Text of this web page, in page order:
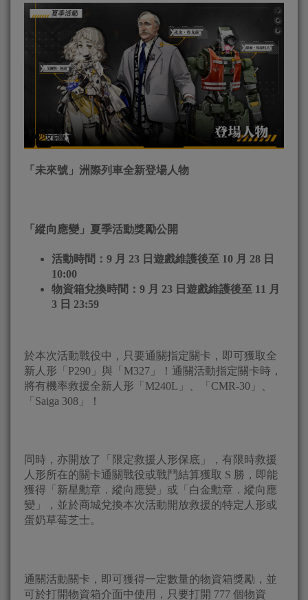
「未來號」洲際列車全新登場人物
「縱向應變」夏季活動獎勵公開
活動時間：9 月 23 日遊戲維護後至 10 月 28 日
10:00
物資箱兌換時間：9 月 23 日遊戲維護後至 11 月
3 日 23:59
於本次活動戰役中，只要通關指定關卡，即可獲取全
新人形「P290」與「M327」！通關活動指定關卡時，
將有機率救援全新人形「M240L」、「CMR-30」、
「Saiga 308」！
同時，亦開放了「限定救援人形保底」，有限時救援
人形所在的關卡通關戰役或戰鬥結算獲取 S 勝，即能
獲得「新星勳章．縱向應變」或「白金勳章．縱向應
變」，並於商城兌換本次活動開放救援的特定人形或
蛋奶草莓芝士。
通關活動關卡，即可獲得一定數量的物資箱獎勵，並
可於打開物資箱介面中使用，只要打開 777 個物資